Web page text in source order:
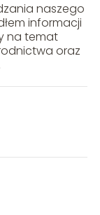
naszego
informacji
na temat
oraz